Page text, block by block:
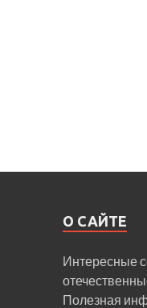
О САЙТЕ
Интересные
Полезная